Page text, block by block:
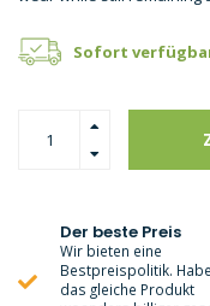
Sofort
Der beste Preis
Wir bieten eine
Bestpreispolitik.
das gleiche Produkt